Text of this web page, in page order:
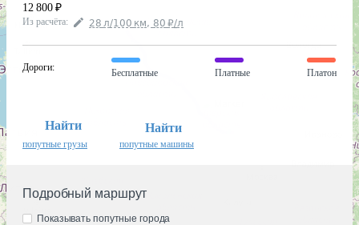
12 800 ₽
Из расчёта: 28 л/100 км, 80 ₽/л
Дороги:
Бесплатные Платные Платон
Найти
попутные грузы
Найти
попутные машины
Подробный маршрут
Показывать попутные города